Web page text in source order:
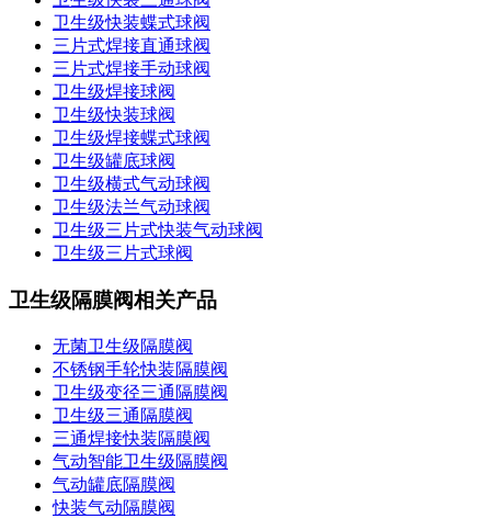
卫生级快装蝶式球阀
三片式焊接直通球阀
三片式焊接手动球阀
卫生级焊接球阀
卫生级快装球阀
卫生级焊接蝶式球阀
卫生级罐底球阀
卫生级横式气动球阀
卫生级法兰气动球阀
卫生级三片式快装气动球阀
卫生级三片式球阀
卫生级隔膜阀相关产品
无菌卫生级隔膜阀
不锈钢手轮快装隔膜阀
卫生级变径三通隔膜阀
卫生级三通隔膜阀
三通焊接快装隔膜阀
气动智能卫生级隔膜阀
气动罐底隔膜阀
快装气动隔膜阀